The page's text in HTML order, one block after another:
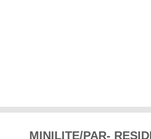
MINILITE/PAR-